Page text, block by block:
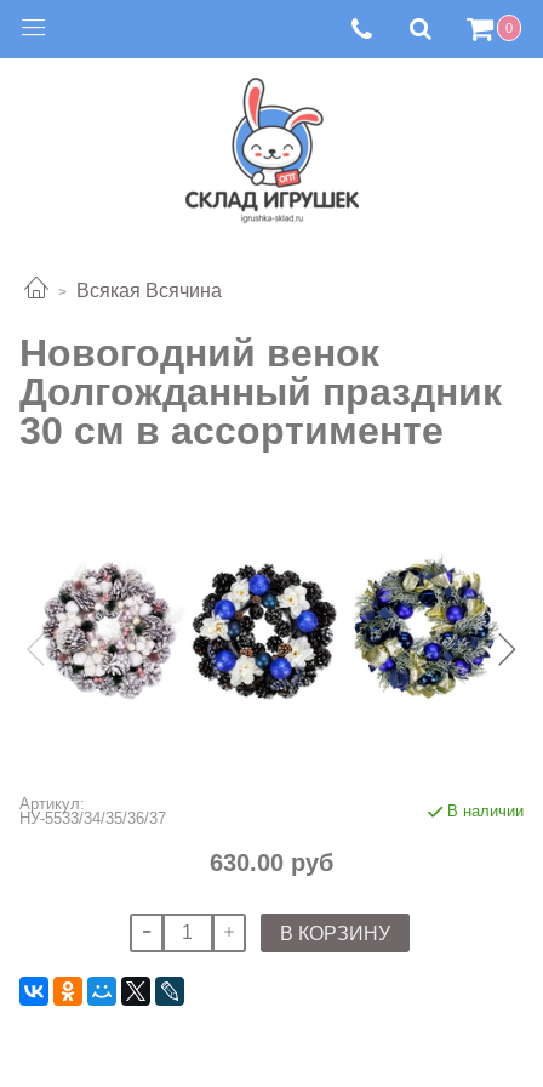
0
Всякая Всячина
Новогодний венок
Долгожданный праздник
30 см в ассортименте
Артикул:
НУ-5533/34/35/36/37
В наличии
630.00 руб
В КОРЗИНУ